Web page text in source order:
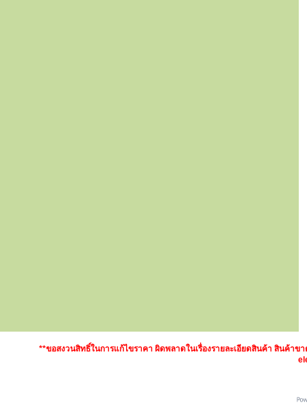
**ขอสงวนสิทธิ์ในการแก้ไขราคา ผิดพลาดในเรื่องรายละเอียดสินค้า สินค้า